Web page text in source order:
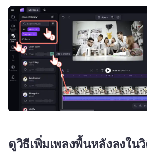
ดูวิธีเพิ่มเพลงพื้นหลังลงใน